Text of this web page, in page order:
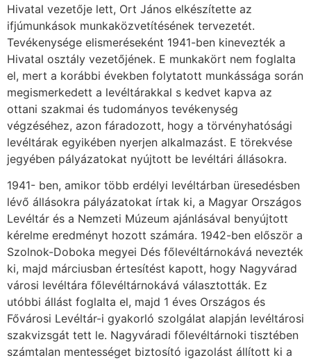
Hivatal vezetője lett, Ort János elkészítette az
ifjúmunkások munkaközvetítésének tervezetét.
Tevékenysége elismerése­ként 1941-ben kinevezték a
Hivatal osztály vezetőjének. E munkakört nem foglalta
el, mert a korábbi években folytatott munkássága során
megismerkedett a levéltárakkal s kedvet kapva az
ottani szakmai és tudományos tevékenység
végzéséhez, azon fáradozott, hogy a törvényhatósági
levéltárak egyikében nyerjen alkalmazást. E törekvése
jegyében pályázato­kat nyújtott be levéltári állásokra.
1941- ben, amikor több erdélyi levéltárban üresedésben
lévő állásokra pályázatokat írtak ki, a Magyar Országos
Levéltár és a Nemzeti Múzeum ajánlásával benyújtott
kérelme eredményt hozott számára. 1942-ben először a
Szolnok-Doboka megyei Dés főlevéltárno­kává nevezték
ki, majd márciusban értesítést kapott, hogy Nagyvárad
városi levéltára főle­véltárnokává választották. Ez
utóbbi állást foglalta el, majd 1 éves Országos és
Fővárosi Levéltár-i gyakorló szolgálat alapján levéltárosi
szakvizsgát tett le. Nagyváradi főlevéltárnoki tisztében
számtalan mentességet biztosító igazolást állított ki a